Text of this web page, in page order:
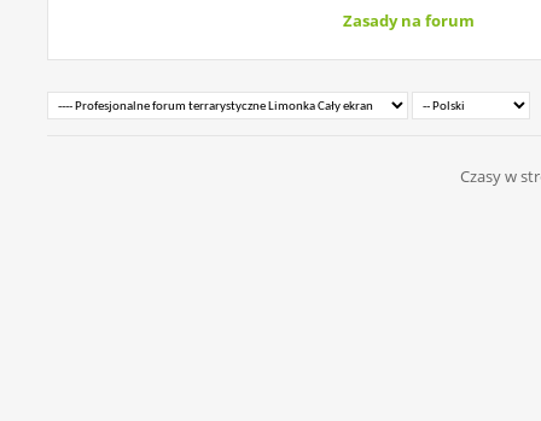
Zasady na forum
Czasy w